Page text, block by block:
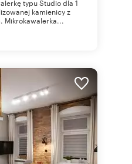
typu Studio dla 1
kamienicy z
Mikrokawalerka...